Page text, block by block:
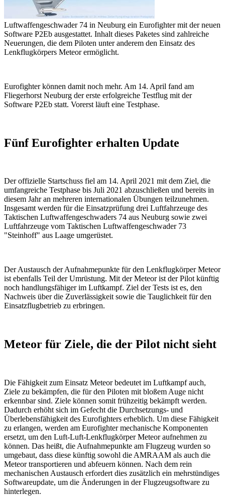
Luftwaffengeschwader 74 in Neuburg ein Eurofighter mit der neuen
Software P2Eb ausgestattet. Inhalt dieses Paketes sind zahlreiche
Neuerungen, die dem Piloten unter anderem den Einsatz des
Lenkflugkörpers Meteor ermöglicht.
Eurofighter können damit noch mehr. Am 14. April fand am
Fliegerhorst Neuburg der erste erfolgreiche Testflug mit der
Software P2Eb statt. Vorerst läuft eine Testphase.
Fünf Eurofighter erhalten Update
Der offizielle Startschuss fiel am 14. April 2021 mit dem Ziel, die
umfangreiche Testphase bis Juli 2021 abzuschließen und bereits in
diesem Jahr an mehreren internationalen Übungen teilzunehmen.
Insgesamt werden für die Einsatzprüfung drei Luftfahrzeuge des
Taktischen Luftwaffengeschwaders 74 aus Neuburg sowie zwei
Luftfahrzeuge vom Taktischen Luftwaffengeschwader 73
"Steinhoff" aus Laage umgerüstet.
Der Austausch der Aufnahmepunkte für den Lenkflugkörper Meteor
ist ebenfalls Teil der Umrüstung. Mit der Meteor ist der Pilot künftig
noch handlungsfähiger im Luftkampf. Ziel der Tests ist es, den
Nachweis über die Zuverlässigkeit sowie die Tauglichkeit für den
Einsatzflugbetrieb zu erbringen.
Meteor für Ziele, die der Pilot nicht sieht
Die Fähigkeit zum Einsatz Meteor bedeutet im Luftkampf auch,
Ziele zu bekämpfen, die für den Piloten mit bloßem Auge nicht
erkennbar sind. Ziele können somit frühzeitig bekämpft werden.
Dadurch erhöht sich im Gefecht die Durchsetzungs- und
Überlebensfähigkeit des Eurofighters erheblich. Um diese Fähigkeit
zu erlangen, werden am Eurofighter mechanische Komponenten
ersetzt, um den Luft-Luft-Lenkflugkörper Meteor aufnehmen zu
können. Das heißt, die Aufnahmepunkte am Flugzeug wurden so
umgebaut, dass diese künftig sowohl die AMRAAM als auch die
Meteor transportieren und abfeuern können. Nach dem rein
mechanischen Austausch erfordert dies zusätzlich ein mehrstündiges
Softwareupdate, um die Änderungen in der Flugzeugsoftware zu
hinterlegen.